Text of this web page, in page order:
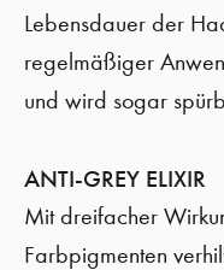
Lebensdauer der
regelmäßiger
und wird sogar
ANTI-GREY ELIXIR
Mit dreifacher
Farbpigmenten